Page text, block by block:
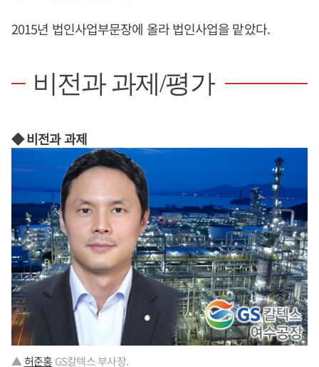
2015년 법인사업부문장에 올라 법인사업을 맡았다.
비전과 과제/평가
◆ 비전과 과제
▲허준홍 GS칼텍스 부사장.